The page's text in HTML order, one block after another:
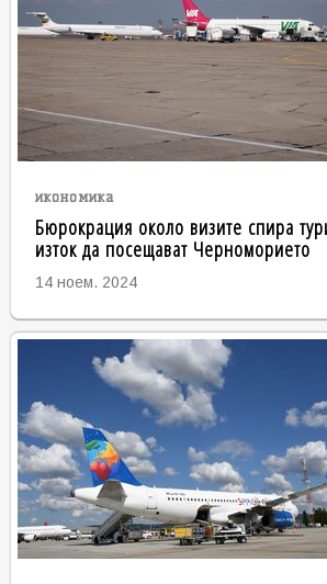
икономика
Бюрокрация около визите спира
изток да посещават Черноморието
14 ноем. 2024